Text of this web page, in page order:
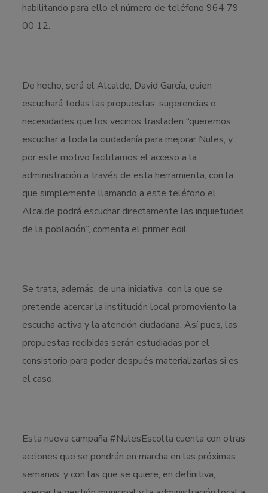
habilitando para ello el número de teléfono 964 79
00 12.
De hecho, será el Alcalde, David García, quien
escuchará todas las propuestas, sugerencias o
necesidades que los vecinos trasladen “queremos
escuchar a toda la ciudadanía para mejorar Nules, y
por este motivo facilitamos el acceso a la
administración a través de esta herramienta, con la
que simplemente llamando a este teléfono el
Alcalde podrá escuchar directamente las inquietudes
de la población”, comenta el primer edil.
Se trata, además, de una iniciativa con la que se
pretende acercar la institución local promoviento la
escucha activa y la atención ciudadana. Así pues, las
propuestas recibidas serán estudiadas por el
consistorio para poder después materializarlas si es
el caso.
Esta nueva campaña #NulesEscolta cuenta con otras
acciones que se pondrán en marcha en las próximas
semanas, y con las que se quiere, en definitiva,